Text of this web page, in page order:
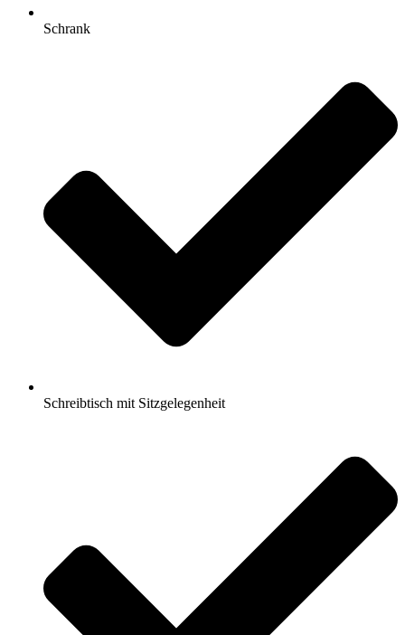
Schrank
Schreibtisch mit Sitzgelegenheit